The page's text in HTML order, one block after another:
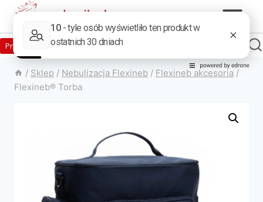
Produkty w sklepie
/ Sklep / Nebulizacja Flexineb / Flexineb akcesoria /
Flexineb® Torba